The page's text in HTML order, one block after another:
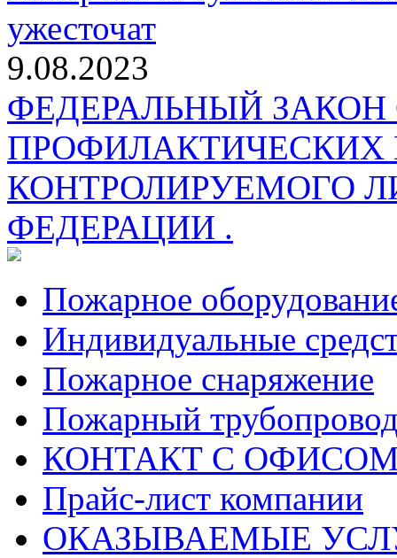
ужесточат
9.08.2023
ФЕДЕРАЛЬНЫЙ
КОНТРОЛИРУЕМОГО
ФЕДЕРАЦИИ .
Пожарное
Индивидуальные
Пожарное снаряжение
Пожарный
КОНТАКТ С ОФИСОМ
Прайс-лист компании
ОКАЗЫВАЕМЫЕ